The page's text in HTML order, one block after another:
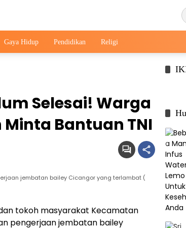
Gaya Hidup Pendidikan Religi
Selesai! Warga
Bantuan TNI
jembatan bailey Cicangor yang terlambat (
tokoh masyarakat Kecamatan
pengerjaan jembatan bailey